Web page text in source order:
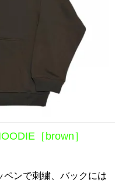
［brown］
ンで刺繍、バックには